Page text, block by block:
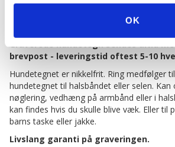
OK
BESKRIVELSE
brevpost - leveringstid oftest 5-10
Hundetegnet er nikkelfrit. Ring medfølger
hundetegnet til halsbåndet eller selen. Kan
nøglering, vedhæng på armbånd eller i
kan findes hvis du skulle blive væk. Eller til
barns taske eller jakke.
Livslang garanti på graveringen.